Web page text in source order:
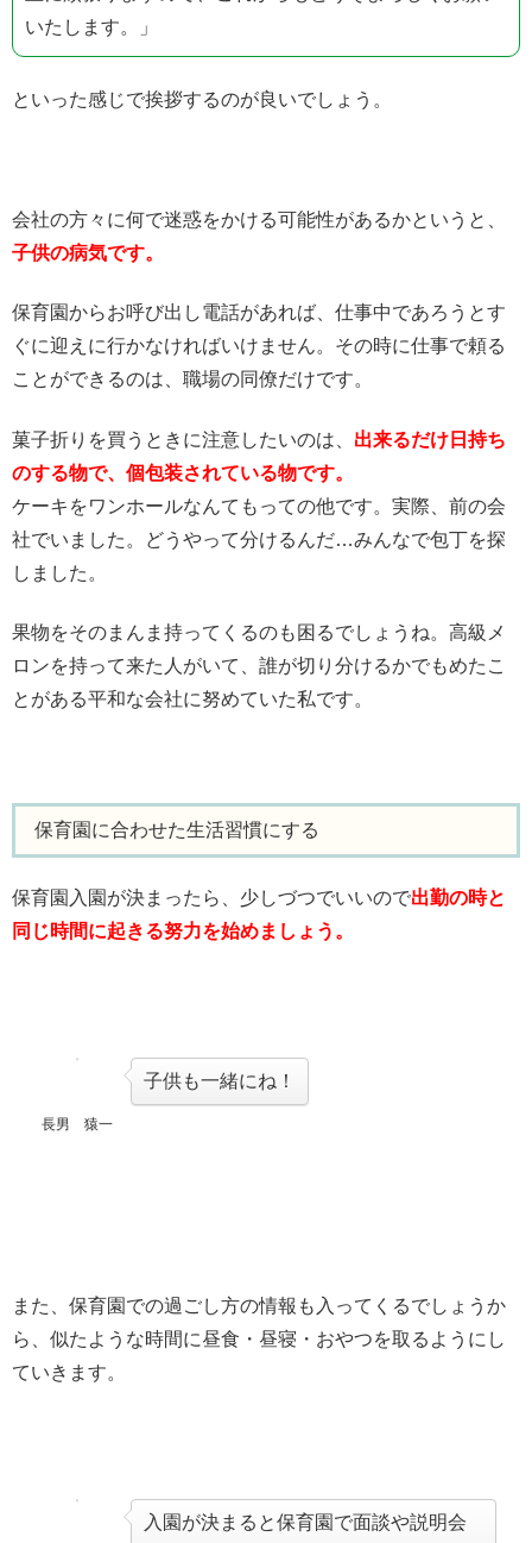
いたします。」
といった感じで挨拶するのが良いでしょう。
会社の方々に何で迷惑をかける可能性があるかというと、
子供の病気です。
保育園からお呼び出し電話があれば、仕事中であろうとす
ぐに迎えに行かなければいけません。その時に仕事で頼る
ことができるのは、職場の同僚だけです。
菓子折りを買うときに注意したいのは、 出来るだけ日持ち
のする物で、個包装されている物です。
ケーキをワンホールなんてもっての他です。実際、前の会
社でいました。どうやって分けるんだ…みんなで包丁を探
しました。
果物をそのまんま持ってくるのも困るでしょうね。高級メ
ロンを持って来た人がいて、誰が切り分けるかでもめたこ
とがある平和な会社に努めていた私です。
保育園に合わせた生活習慣にする
保育園入園が決まったら、少しづつでいいので出勤の時と
同じ時間に起きる努力を始めましょう。
長男 猿一
子供も一緒にね！
また、保育園での過ごし方の情報も入ってくるでしょうか
ら、似たような時間に昼食・昼寝・おやつを取るようにし
ていきます。
入園が決まると保育園で面談や説明会